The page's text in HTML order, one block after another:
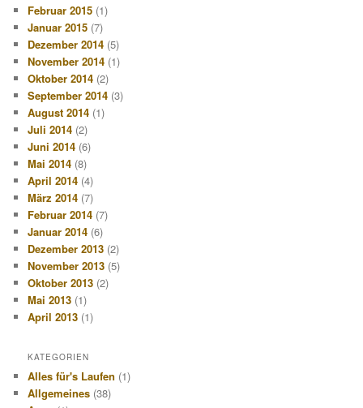
Februar 2015 (1)
Januar 2015 (7)
Dezember 2014 (5)
November 2014 (1)
Oktober 2014 (2)
September 2014 (3)
August 2014 (1)
Juli 2014 (2)
Juni 2014 (6)
Mai 2014 (8)
April 2014 (4)
März 2014 (7)
Februar 2014 (7)
Januar 2014 (6)
Dezember 2013 (2)
November 2013 (5)
Oktober 2013 (2)
Mai 2013 (1)
April 2013 (1)
KATEGORIEN
Alles für's Laufen (1)
Allgemeines (38)